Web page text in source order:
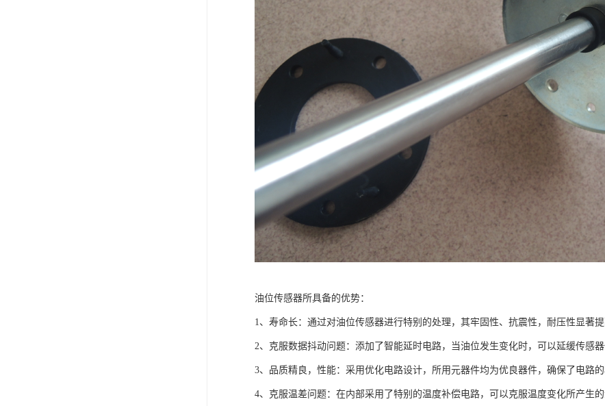
油位传感器所具备的优势：
1、寿命长：通过对油位传感器进行特别的处理，其牢固性、抗震性，耐压性显著提
2、克服数据抖动问题：添加了智能延时电路，当油位发生变化时，可以延缓传感
3、品质精良，性能：采用优化电路设计，所用元器件均为优良器件，确保了电路的
4、克服温差问题：在内部采用了特别的温度补偿电路，可以克服温度变化所产生